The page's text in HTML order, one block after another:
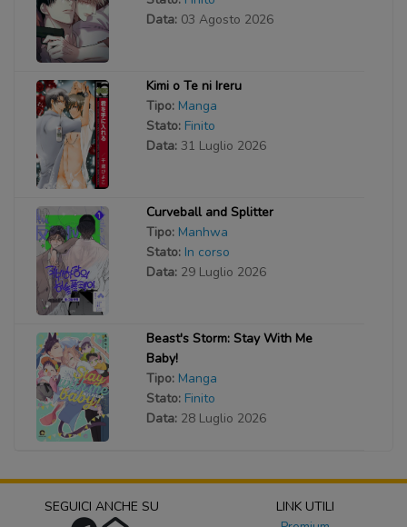
Data: 03 Agosto 2026
Kimi o Te ni Ireru
Tipo: Manga
Stato: Finito
Data: 31 Luglio 2026
Curveball and Splitter
Tipo: Manhwa
Stato: In corso
Data: 29 Luglio 2026
Beast's Storm: Stay With Me
Baby!
Tipo: Manga
Stato: Finito
Data: 28 Luglio 2026
SEGUICI ANCHE SU
LINK UTILI